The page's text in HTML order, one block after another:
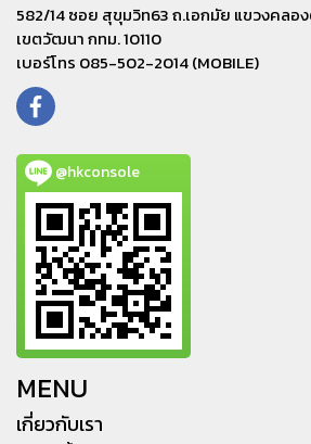
582/14 ซอย สุขุมวิท63 ถ.เอกมัย แขวงคลอ
เขตวัฒนา กทม. 10110
เบอร์โทร 085-502-2014 (MOBILE)
@hkconsole
MENU
เกี่ยวกับเรา